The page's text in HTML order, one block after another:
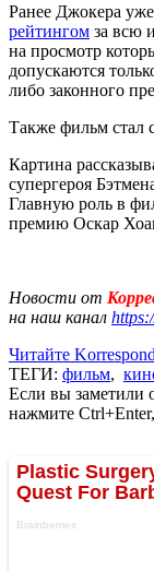
Ранее Джокера
рейтингом за всю
на просмотр
допускаются
либо законного
Также фильм стал
Картина
супергероя
Главную роль в
премию Оcкар
Новости от
на наш канал
Читайте
ТЕГИ: фильм,
Если вы заметили
нажмите